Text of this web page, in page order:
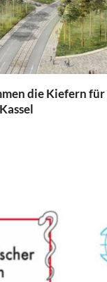
die Kiefern